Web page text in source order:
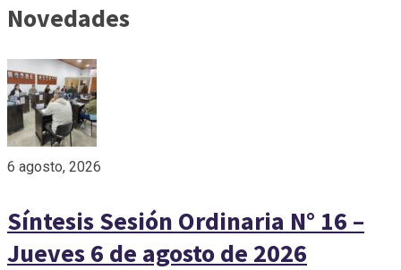
Novedades
6 agosto, 2026
Síntesis Sesión Ordinaria N° 16 –
Jueves 6 de agosto de 2026